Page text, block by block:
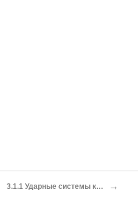
3.1.1 Ударные системы космического базирования →